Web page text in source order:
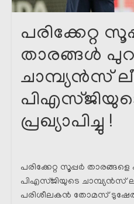
പരിക്കേറ്റ
താരങ്ങൾ
ചാമ്പ്യൻസ്
പ്രഖ്യാപിച്ചു !
പരിക്കേറ്റ സൂപ്പർ
പിഎസ്ജിയുടെ ചാമ്പ്യൻസ്
പരിശീലകൻ തോമസ് ടുഷേൽ